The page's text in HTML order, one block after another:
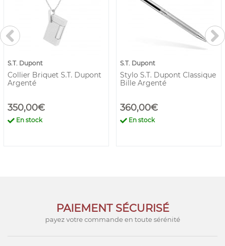
S.T. Dupont
Collier Briquet S.T. Dupont
Argenté
350,00€
En stock
S.T. Dupont
Stylo S.T. Dupont Classique
Bille Argenté
360,00€
En stock
PAIEMENT SÉCURISÉ
payez votre commande en toute sérénité